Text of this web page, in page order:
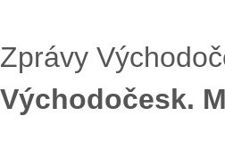
Zprávy
Východočesk.